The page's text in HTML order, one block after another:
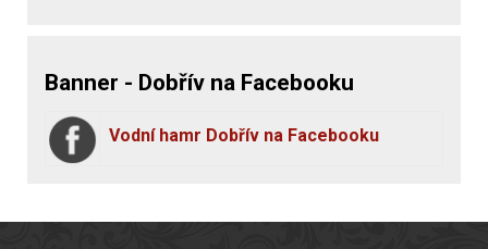
Banner - Dobřív na Facebooku
Vodní hamr Dobřív na Facebooku